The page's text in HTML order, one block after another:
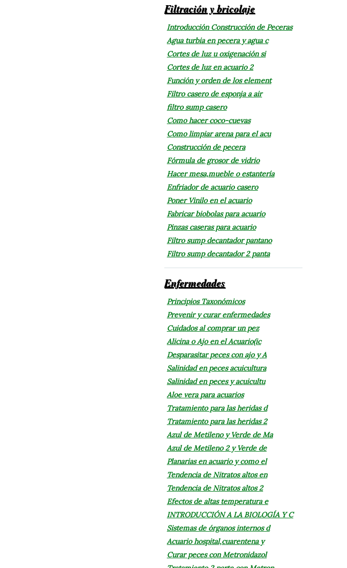
Filtración y bricolaje
Introducción Construcción de Peceras
Agua turbia en pecera y agua c
Cortes de luz u oxigenación si
Cortes de luz en acuario 2
Función y orden de los element
Filtro casero de esponja a air
filtro sump casero
Como hacer coco-cuevas
Como limpiar arena para el acu
Construcción de pecera
Fórmula de grosor de vidrio
Hacer mesa,mueble o estantería
Enfriador de acuario casero
Poner Vinilo en el acuario
Fabricar biobolas para acuario
Pinzas caseras para acuario
Filtro sump decantador pantano
Filtro sump decantador 2 panta
Enfermedades
Principios Taxonómicos
Prevenir y curar enfermedades
Cuidados al comprar un pez
Alicina o Ajo en el Acuario(ic
Desparasitar peces con ajo y A
Salinidad en peces acuicultura
Salinidad en peces y acuicultu
Aloe vera para acuarios
Tratamiento para las heridas d
Tratamiento para las heridas 2
Azul de Metileno y Verde de Ma
Azul de Metileno 2 y Verde de
Planarias en acuario y como el
Tendencia de Nitratos altos en
Tendencia de Nitratos altos 2
Efectos de altas temperatura e
INTRODUCCIÓN A LA BIOLOGÍA Y C
Sistemas de órganos internos d
Acuario hospital,cuarentena y
Curar peces con Metronidazol